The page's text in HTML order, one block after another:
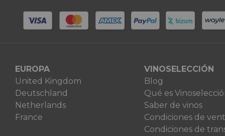
EUROPA
United Kingdom
Deutschland
Netherlands
France
VINOSELECCIÓN
Blog
Qué es
Saber de vinos
Condiciones de
Condiciones de